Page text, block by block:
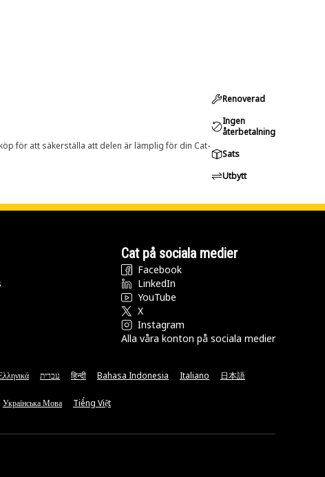
för att säkerställa att delen är lämplig för din Cat-
Renoverad
Ingen
återbetalning
Sats
Utbytt
Cat på sociala medier
Facebook
LinkedIn
YouTube
X
Instagram
Alla våra konton på sociala medier
עברית हिन्दी Bahasa Indonesia Italiano 日本語
Українська Мова Tiếng Việt